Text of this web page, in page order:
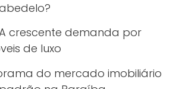
A crescente demanda por
de luxo
do mercado imobiliário